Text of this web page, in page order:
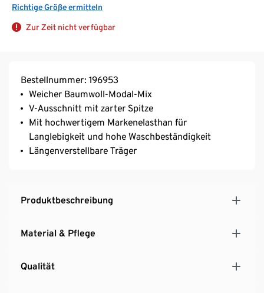
Richtige Größe ermitteln
Zur Zeit nicht verfügbar
Bestellnummer: 196953
Weicher Baumwoll-Modal-Mix
V-Ausschnitt mit zarter Spitze
Mit hochwertigem Markenelasthan für
Langlebigkeit und hohe Waschbeständigkeit
Längenverstellbare Träger
Produktbeschreibung
Material & Pflege
Qualität